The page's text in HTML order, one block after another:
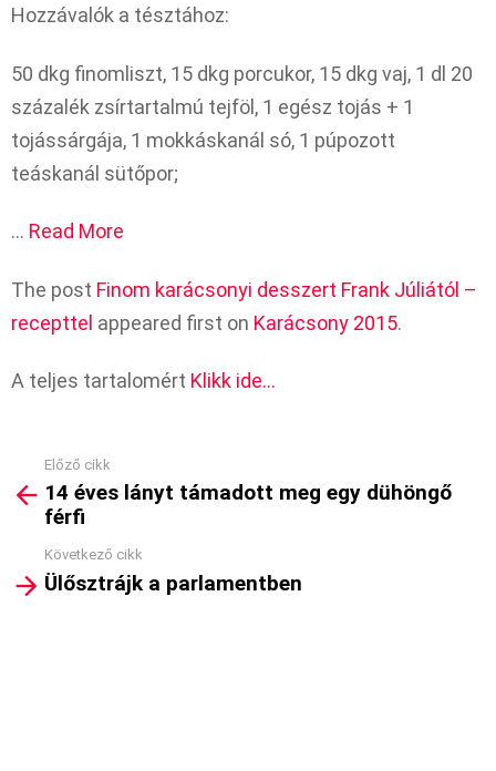
Hozzávalók a tésztához:
50 dkg finomliszt, 15 dkg porcukor, 15 dkg vaj, 1 dl 20
százalék zsírtartalmú tejföl, 1 egész tojás + 1
tojássárgája, 1 mokkáskanál só, 1 púpozott
teáskanál sütőpor;
… Read More
The post Finom karácsonyi desszert Frank Júliától –
recepttel appeared first on Karácsony 2015.
A teljes tartalomért Klikk ide…
more
Előző cikk
14 éves lányt támadott meg egy dühöngő
férfi
Következő cikk
Ülősztrájk a parlamentben